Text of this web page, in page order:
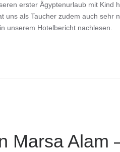
erster Ägyptenurlaub mit Kind
uns als Taucher zudem auch sehr
unserem Hotelbericht nachlesen.
Marsa Alam